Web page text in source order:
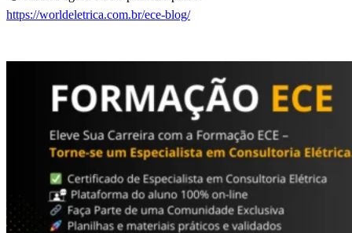
https://worldeletrica.com.br/ece-blog/